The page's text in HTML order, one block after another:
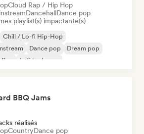
Cloud Rap / Hip Hop
DancehallDance pop
playlist(s) impactante(s)
Chill / Lo-fi Hip-Hop
Dance pop
Dream pop
Lofi bedroom
BBQ Jams
réalisés
CountryDance pop